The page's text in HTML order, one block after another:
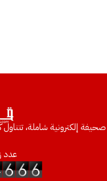
صحيفة إلكترونية شاملة، تتناول
عدد